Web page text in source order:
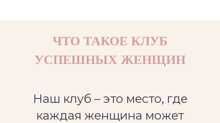
ЧТО ТАКОЕ КЛУБ
УСПЕШНЫХ ЖЕНЩИН
Наш клуб – это место, где
каждая женщина может